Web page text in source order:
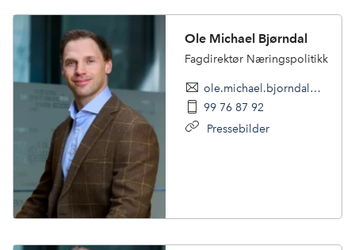
Ole Michael Bjørndal
Fagdirektør Næringspolitikk
ole.michael.bjorndal@nhoreiseliv.no
99 76 87 92
Pressebilder